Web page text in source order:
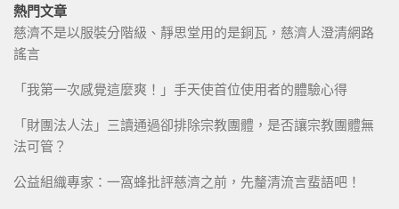
熱門文章
慈濟不是以服裝分階級、靜思堂用的是銅瓦，慈濟人澄清網路
謠言
「我第一次感覺這麼爽！」手天使首位使用者的體驗心得
「財團法人法」三讀通過卻排除宗教團體，是否讓宗教團體無
法可管？
公益組織專家：一窩蜂批評慈濟之前，先釐清流言蜚語吧！